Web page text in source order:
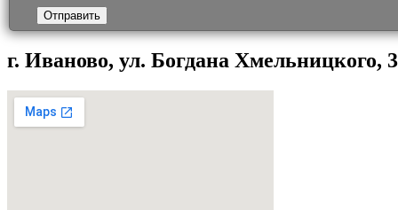
Отправить
г. Иваново, ул. Богдана Хмельницкого,